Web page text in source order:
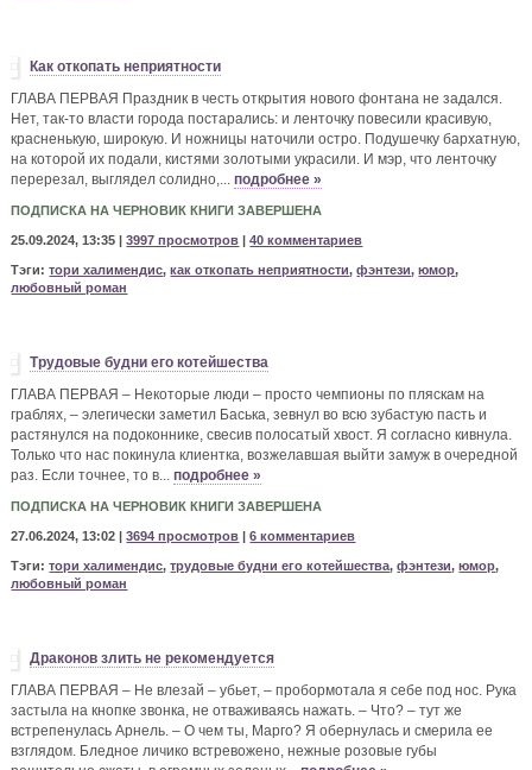
Как откопать неприятности
ГЛАВА ПЕРВАЯ Праздник в честь открытия нового фонтана не задался.
Нет, так-то власти города постарались: и ленточку повесили красивую,
красненькую, широкую. И ножницы наточили остро. Подушечку бархатную,
на которой их подали, кистями золотыми украсили. И мэр, что ленточку
перерезал, выглядел солидно,...подробнее »
ПОДПИСКА НА ЧЕРНОВИК КНИГИ ЗАВЕРШЕНА
25.09.2024, 13:35 |3997 просмотров |40 комментариев
Тэги:тори халимендис,как откопать неприятности,фэнтези,юмор,
любовный роман
Трудовые будни его котейшества
ГЛАВА ПЕРВАЯ – Некоторые люди – просто чемпионы по пляскам на
граблях, – элегически заметил Баська, зевнул во всю зубастую пасть и
растянулся на подоконнике, свесив полосатый хвост. Я согласно кивнула.
Только что нас покинула клиентка, возжелавшая выйти замуж в очередной
раз. Если точнее, то в...подробнее »
ПОДПИСКА НА ЧЕРНОВИК КНИГИ ЗАВЕРШЕНА
27.06.2024, 13:02 |3694 просмотров |6 комментариев
Тэги:тори халимендис,трудовые будни его котейшества,фэнтези,юмор,
любовный роман
Драконов злить не рекомендуется
ГЛАВА ПЕРВАЯ – Не влезай – убьет, – пробормотала я себе под нос. Рука
застыла на кнопке звонка, не отваживаясь нажать. – Что? – тут же
встрепенулась Арнель. – О чем ты, Марго? Я обернулась и смерила ее
взглядом. Бледное личико встревожено, нежные розовые губы